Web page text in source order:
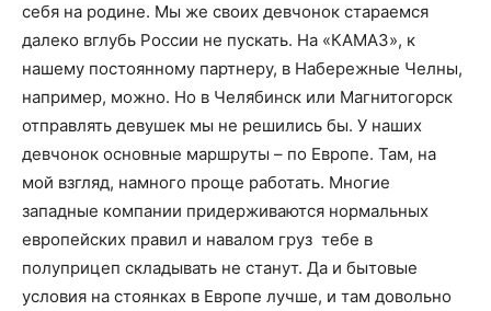
себя на родине. Мы же своих девчонок стараемся
далеко вглубь России не пускать. На «КАМАЗ», к
нашему постоянному партнеру, в Набережные Челны,
например, можно. Но в Челябинск или Магнитогорск
отправлять девушек мы не решились бы. У наших
девчонок основные маршруты – по Европе. Там, на
мой взгляд, намного проще работать. Многие
западные компании придерживаются нормальных
европейских правил и навалом груз тебе в
полуприцеп складывать не станут. Да и бытовые
условия на стоянках в Европе лучше, и там довольно